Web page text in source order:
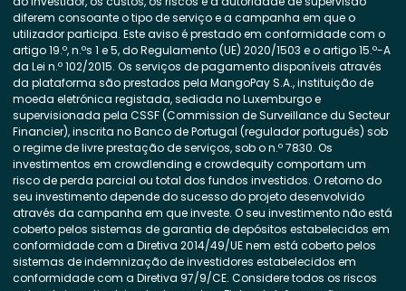
diferem consoante o tipo de serviço e a campanha em que o
utilizador participa. Este aviso é prestado em conformidade com o
artigo 19.º, n.ºs 1 e 5, do Regulamento (UE) 2020/1503 e o artigo 15.º-A
da Lei n.º 102/2015. Os serviços de pagamento disponíveis através
da plataforma são prestados pela MangoPay S.A., instituição de
moeda eletrónica registada, sediada no Luxemburgo e
supervisionada pela CSSF (Commission de Surveillance du Secteur
Financier), inscrita no Banco de Portugal (regulador português) sob
o regime de livre prestação de serviços, sob o n.º 7830. Os
investimentos em crowdlending e crowdequity comportam um
risco de perda parcial ou total dos fundos investidos. O retorno do
seu investimento depende do sucesso do projeto desenvolvido
através da campanha em que investe. O seu investimento não está
coberto pelos sistemas de garantia de depósitos estabelecidos em
conformidade com a Diretiva 2014/49/UE nem está coberto pelos
sistemas de indemnização de investidores estabelecidos em
conformidade com a Diretiva 97/9/CE. Considere todos os riscos